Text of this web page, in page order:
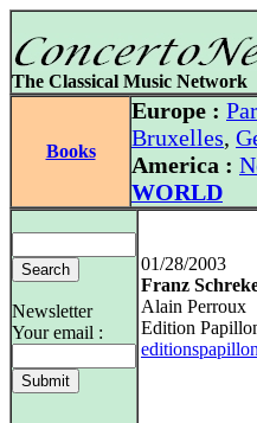
The Classical Music Network
Books
Europe :
Bruxelles,
America :
WORLD
Newsletter
Your email :
01/28/2003
Franz
Alain Perroux
Edition